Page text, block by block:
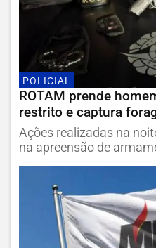
POLICIAL
ROTAM prende
restrito e captura
Ações realizadas na
na apreensão de